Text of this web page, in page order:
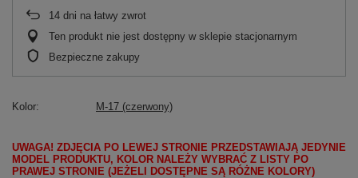
14 dni na łatwy zwrot
Ten produkt nie jest dostępny w sklepie stacjonarnym
Bezpieczne zakupy
Kolor M-17 (czerwony)
UWAGA! ZDJĘCIA PO LEWEJ STRONIE PRZEDSTAWIAJĄ JEDYNIE
MODEL PRODUKTU, KOLOR NALEŻY WYBRAĆ Z LISTY PO
PRAWEJ STRONIE (JEŻELI DOSTĘPNE SĄ RÓŻNE KOLORY)